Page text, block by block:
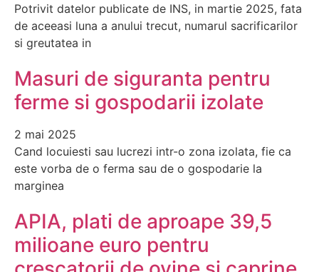
Potrivit datelor publicate de INS, in martie 2025, fata
de aceeasi luna a anului trecut, numarul sacrificarilor
si greutatea in
Masuri de siguranta pentru
ferme si gospodarii izolate
2 mai 2025
Cand locuiesti sau lucrezi intr-o zona izolata, fie ca
este vorba de o ferma sau de o gospodarie la
marginea
APIA, plati de aproape 39,5
milioane euro pentru